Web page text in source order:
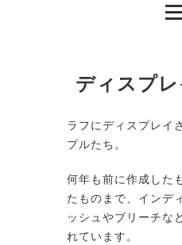
ディスプ
ラフにディスプレイ
プルたち。
何年も前に作成した
たものまで、インデ
ッシュやブリーチな
れています。